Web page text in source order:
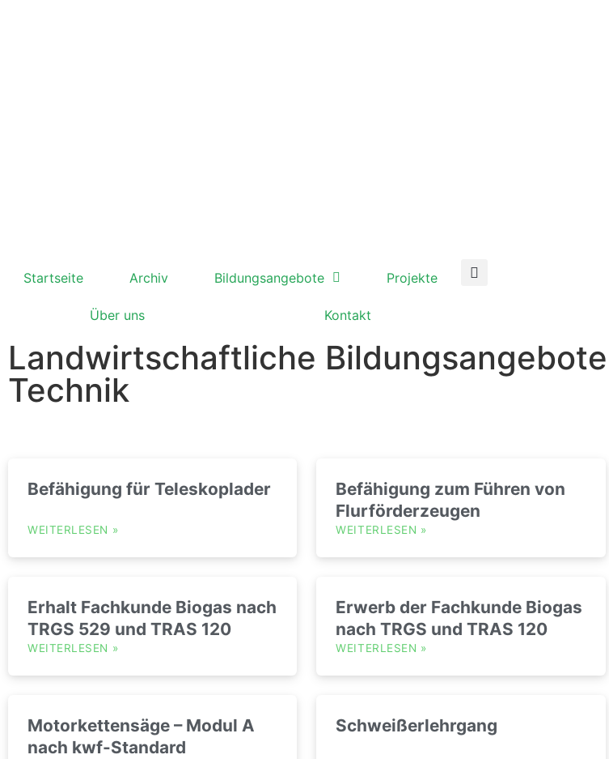
Startseite Archiv Bildungsangebote Projekte
Über uns Kontakt
Landwirtschaftliche Bildungsangebote
Technik
Befähigung für Teleskoplader
WEITERLESEN »
Befähigung zum Führen von
Flurförderzeugen
WEITERLESEN »
Erhalt Fachkunde Biogas nach
TRGS 529 und TRAS 120
WEITERLESEN »
Erwerb der Fachkunde Biogas
nach TRGS und TRAS 120
WEITERLESEN »
Motorkettensäge – Modul A
nach kwf-Standard
Schweißerlehrgang